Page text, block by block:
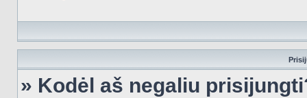
» Kodėl aš negaliu